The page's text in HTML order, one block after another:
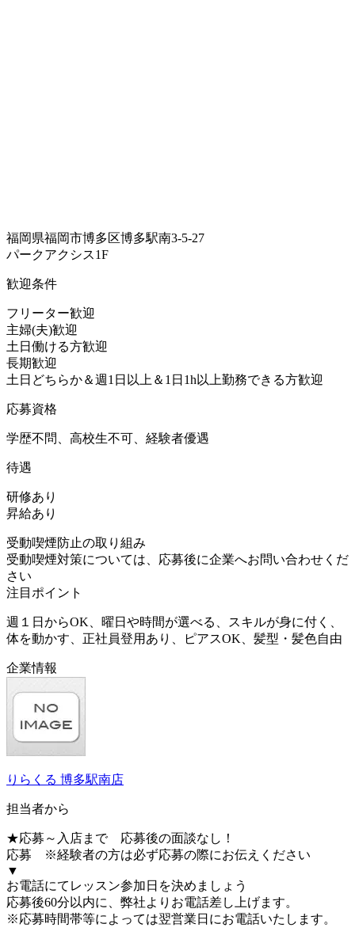
福岡県福岡市博多区博多駅南3-5-27
パークアクシス1F
歓迎条件
フリーター歓迎
主婦(夫)歓迎
土日働ける方歓迎
長期歓迎
土日どちらか＆週1日以上＆1日1h以上勤務できる方歓迎
応募資格
学歴不問、高校生不可、経験者優遇
待遇
研修あり
昇給あり
受動喫煙防止の取り組み
受動喫煙対策については、応募後に企業へお問い合わせくだ
さい
注目ポイント
週１日からOK、曜日や時間が選べる、スキルが身に付く、
体を動かす、正社員登用あり、ピアスOK、髪型・髪色自由
企業情報
りらくる 博多駅南店
担当者から
★応募～入店まで 応募後の面談なし！
応募 ※経験者の方は必ず応募の際にお伝えください
▼
お電話にてレッスン参加日を決めましょう
応募後60分以内に、弊社よりお電話差し上げます。
※応募時間帯等によっては翌営業日にお電話いたします。